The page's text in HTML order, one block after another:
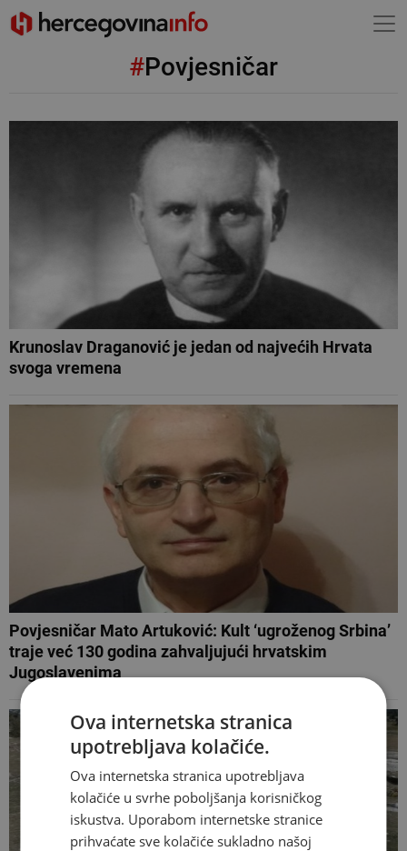
#Povjesničar
Krunoslav Draganović je jedan od najvećih Hrvata
svoga vremena
Povjesničar Mato Artuković: Kult ‘ugroženog Srbina’
traje već 130 godina zahvaljujući hrvatskim
Jugoslavenima
Ova internetska stranica
upotrebljava kolačiće.
Ova internetska stranica upotrebljava
kolačiće u svrhe poboljšanja korisničkog
iskustva. Uporabom internetske stranice
prihvaćate sve kolačiće sukladno našoj